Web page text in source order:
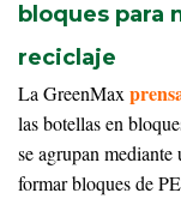
bloques para
reciclaje
La GreenMax
las botellas en
se agrupan mediante
formar bloques de